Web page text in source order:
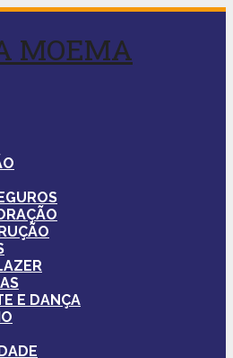
E DANÇA